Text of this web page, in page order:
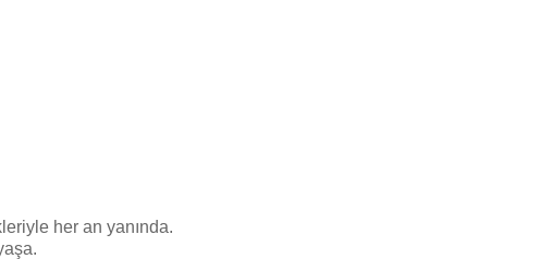
her an yanında.